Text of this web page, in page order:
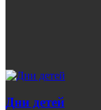
Дни детей